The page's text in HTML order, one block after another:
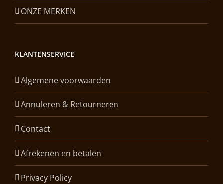
ONZE MERKEN
KLANTENSERVICE
Algemene voorwaarden
Annuleren & Retourneren
Contact
Afrekenen en betalen
Privacy Policy